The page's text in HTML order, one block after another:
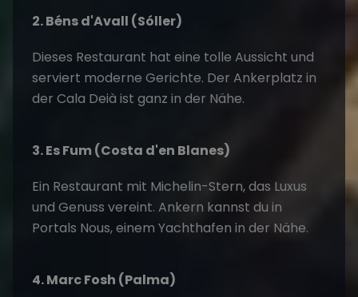
2. Béns d'Avall (Sóller)
Dieses Restaurant hat eine tolle Aussicht und
serviert moderne Gerichte. Der Ankerplatz in
der Cala Deià ist ganz in der Nähe.
3. Es Fum (Costa d'en Blanes)
Ein Restaurant mit Michelin-Stern, das Luxus
und Genuss vereint. Ankern kannst du in
Portals Nous, einem Yachthafen in der Nähe.
4. Marc Fosh (Palma)